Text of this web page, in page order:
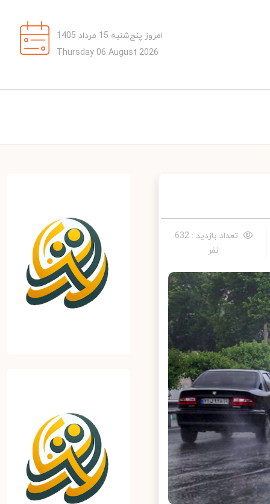
امروز پنج‌شنبه 15 مرداد 1405
Thursday 06 August 2026
تعداد بازدید : 632
نفر